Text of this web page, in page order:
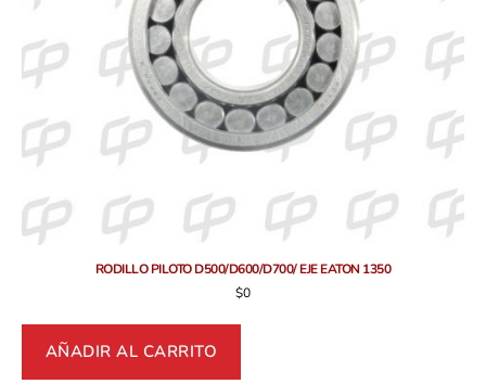
RODILLO PILOTO D500/D600/D700/ EJE EATON 1350
$0
AÑADIR AL CARRITO